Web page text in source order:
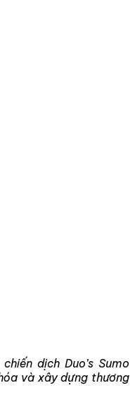
dịch Duo’s Sumo
và xây dựng thương